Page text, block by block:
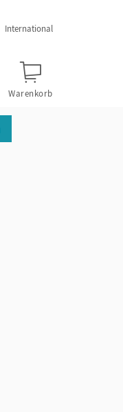
International
Warenkorb